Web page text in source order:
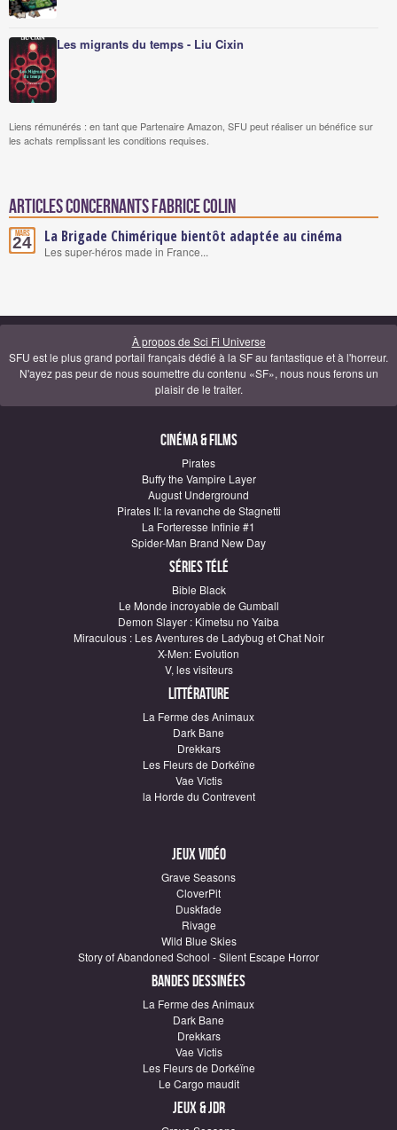
Les migrants du temps - Liu Cixin
Liens rémunérés : en tant que Partenaire Amazon, SFU peut réaliser un bénéfice sur
les achats remplissant les conditions requises.
Articles concernants Fabrice Colin
Mars
24 La Brigade Chimérique bientôt adaptée au cinéma
Les super-héros made in France...
À propos de Sci Fi Universe
SFU est le plus grand portail français dédié à la SF au fantastique et à l'horreur.
N'ayez pas peur de nous soumettre du contenu «SF», nous nous ferons un
plaisir de le traiter.
Cinéma & Films
Pirates
Buffy the Vampire Layer
August Underground
Pirates II: la revanche de Stagnetti
La Forteresse Infinie #1
Spider-Man Brand New Day
Séries télé
Bible Black
Le Monde incroyable de Gumball
Demon Slayer : Kimetsu no Yaiba
Miraculous : Les Aventures de Ladybug et Chat Noir
X-Men: Evolution
V, les visiteurs
Littérature
La Ferme des Animaux
Dark Bane
Drekkars
Les Fleurs de Dorkéïne
Vae Victis
la Horde du Contrevent
Jeux vidéo
Grave Seasons
CloverPit
Duskfade
Rivage
Wild Blue Skies
Story of Abandoned School - Silent Escape Horror
Bandes dessinées
La Ferme des Animaux
Dark Bane
Drekkars
Vae Victis
Les Fleurs de Dorkéïne
Le Cargo maudit
Jeux & JDR